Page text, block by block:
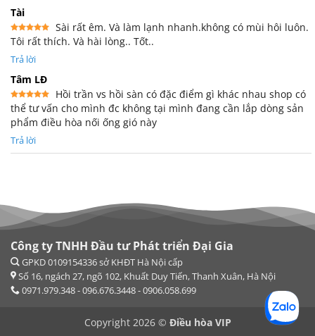
5 sao
Tài
Được xếp
hạng 55
sao
Sài rất êm. Và làm lạnh nhanh.không có mùi hôi luôn.
Tôi rất thích. Và hài lòng.. Tốt..
Trả lời
Tâm LĐ
Được xếp
hạng55
sao
Hồi trần vs hồi sàn có đặc điểm gì khác nhau shop có
thể tư vấn cho mình đc không tại mình đang cần lắp dòng sản
phẩm điều hòa nối ống gió này
Trả lời
Công ty TNHH Đầu tư Phát triển Đại Gia
Copyright 2026 © Điều hòa VIP